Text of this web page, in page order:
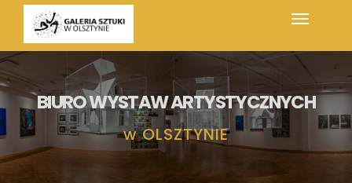
BIURO WYSTAW ARTYSTYCZNYCH
w OLSZTYNIE